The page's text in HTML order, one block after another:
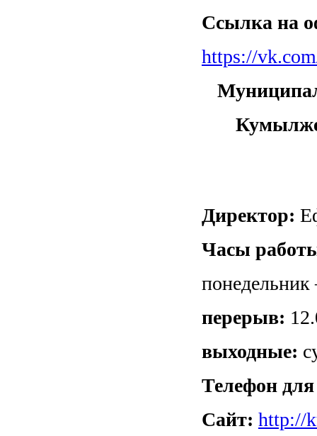
Ссылка на
https://
Директор:
Часы
перерыв:
выходные:
Телефон
Сайт: http://